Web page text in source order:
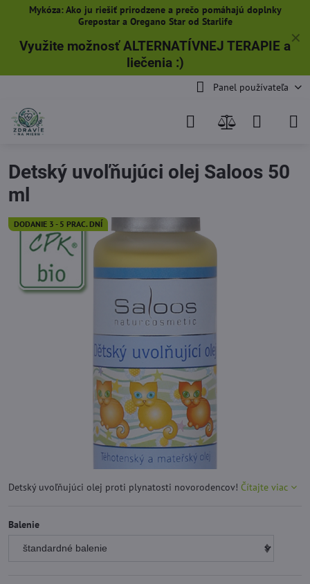
✕
Mykóza: Ako ju riešiť prirodzene a prečo pomáhajú doplnky
Grepostar a Oregano Star od Starlife
Využite možnosť ALTERNATÍVNEJ TERAPIE a
liečenia:)
Panel používateľa
DODANIE 3 - 5 PRAC. DNÍ
Detský uvoľňujúci olej Saloos 50
ml
Detský uvoľňujúci olej proti plynatosti novorodencov! Čítajte viac
Balenie